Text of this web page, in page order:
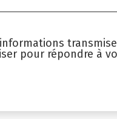
pour répondre à